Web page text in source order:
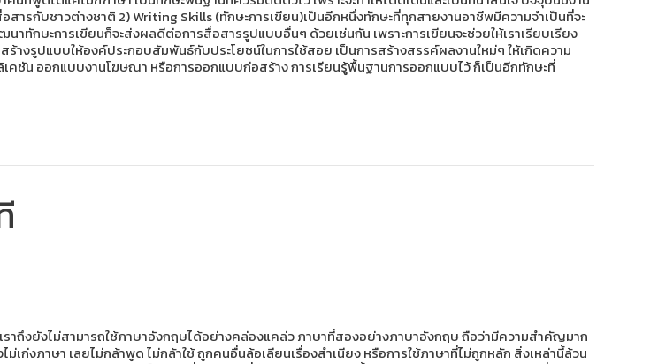
รกับชาวต่างชาติ 2) Writing Skills (ทักษะการเขียน)เป็นอีกหนึ่งทักษะที่ทุกสายงานอาชีพมีความจำเป็นที่จะ
กษะการเขียนก็จะส่งผลดีต่อการสื่อสารรูปแบบอื่นๆ ด้วยเช่นกัน เพราะการเขียนจะช่วยให้เราเรียบเรียง
งรูปแบบให้องค์ประกอบสัมพันธ์กับประโยชน์ในการใช้สอย เป็นการสร้างสรรค์ผลงานใหม่ๆ ให้เกิดความ
ชัน ออกแบบงานโฆษณา หรือการออกแบบก่อสร้าง การเรียนรู้พื้นฐานการออกแบบไว้ ก็เป็นอีกทักษะที่
ราถึงยังไม่สามารถใช้ภาษาอังกฤษได้อย่างคล่องแคล่ว ภาษาที่สองอย่างภาษาอังกฤษ ถือว่ามีความสำคัญมาก
ก่งภาษา เลยไม่กล้าพูด ไม่กล้าใช้ ถูกคนอื่นล้อเลียนเรื่องสำเนียง หรือการใช้ภาษาที่ไม่ถูกหลัก สิ่งเหล่านี้ล้วน